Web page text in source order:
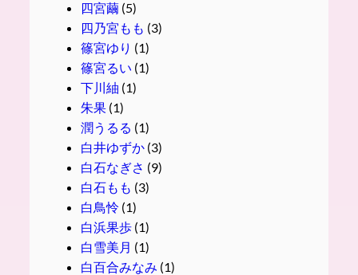
四宮繭(5)
四乃宮もも (3)
篠宮ゆり (1)
篠宮るい (1)
下川紬 (1)
朱果(1)
潤うるる (1)
白井ゆずか(3)
白石なぎさ (9)
白石もも (3)
白鳥怜(1)
白浜果歩(1)
白雪美月 (1)
白百合みなみ (1)